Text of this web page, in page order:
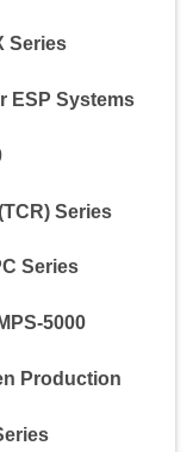
Series
ESP Systems
Series
Series
5000
Production